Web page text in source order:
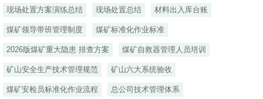
现场处置方案演练总结 现场处置总结 材料出入库台账
煤矿领导带班管理制度 煤矿标准化作业标准
2026版煤矿重大隐患 排查方案 煤矿自救器管理人员培训
矿山安全生产技术管理规范 矿山六大系统验收
煤矿安检员标准化作业流程 总公司技术管理体系